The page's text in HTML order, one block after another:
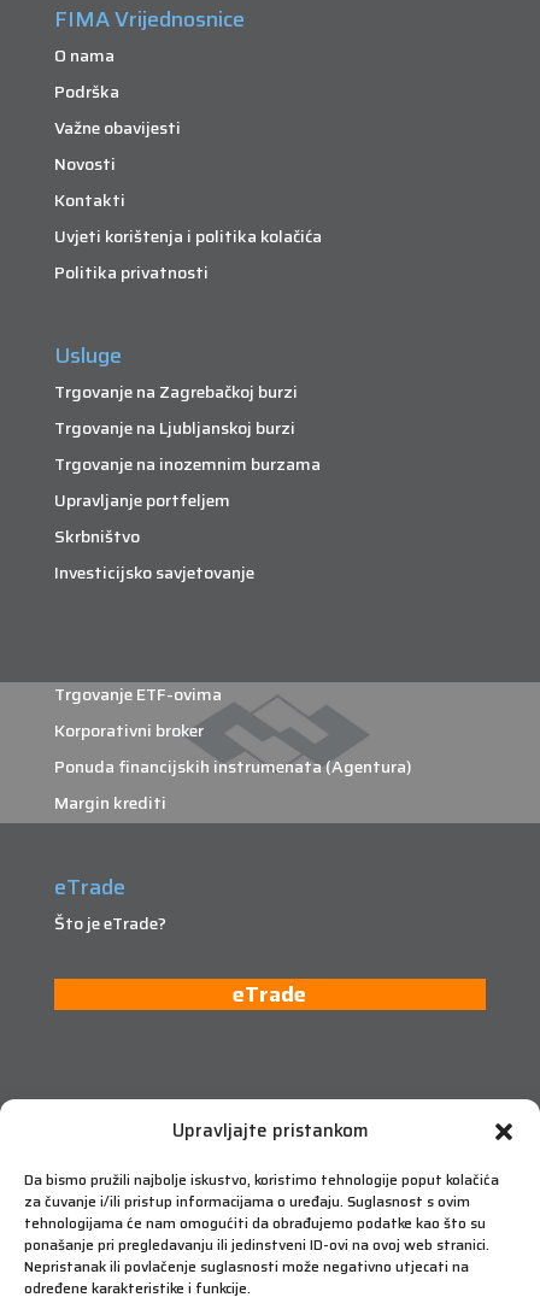
Upravljajte pristankom
Da bismo pružili najbolje iskustvo, koristimo tehnologije poput kolačića
za čuvanje i/ili pristup informacijama o uređaju. Suglasnost s ovim
tehnologijama će nam omogućiti da obrađujemo podatke kao što su
ponašanje pri pregledavanju ili jedinstveni ID-ovi na ovoj web stranici.
Nepristanak ili povlačenje suglasnosti može negativno utjecati na
određene karakteristike i funkcije.
FIMA Vrijednosnice
O nama
Podrška
Važne obavijesti
Novosti
Kontakti
Uvjeti korištenja i politika kolačića
Politika privatnosti
Usluge
Trgovanje na Zagrebačkoj burzi
Trgovanje na Ljubljanskoj burzi
Trgovanje na inozemnim burzama
Upravljanje portfeljem
Skrbništvo
Investicijsko savjetovanje
Trgovanje ETF-ovima
Korporativni broker
Ponuda financijskih instrumenata (Agentura)
Margin krediti
eTrade
Što je eTrade?
eTrade